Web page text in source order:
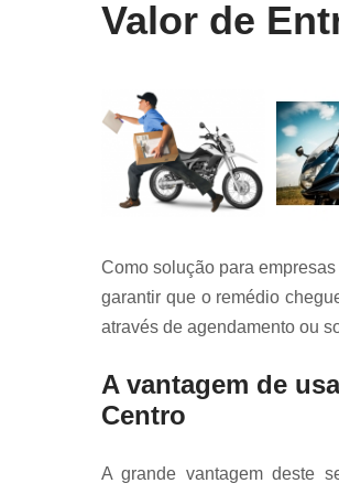
Valor de
Como solução para
garantir que o remédio
através de agendamento ou
A vantagem de
Centro
A grande vantagem deste